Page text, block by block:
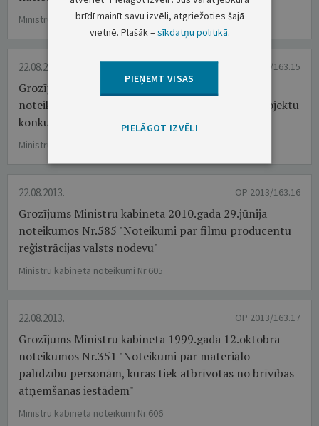
Ministru kabineta noteikumi Nr.603
22.08.2013. OP 2013/163.15
Grozījumi Ministru kabineta 2010.gada 5.janvāra
noteikumos Nr.2 "Kārtība, kādā īsteno granta projektu
konkursus"
Ministru kabineta noteikumi Nr.604
22.08.2013. OP 2013/163.16
Grozījums Ministru kabineta 2010.gada 29.jūnija
noteikumos Nr.585 "Noteikumi par filmu producentu
reģistrācijas valsts nodevu"
Ministru kabineta noteikumi Nr.605
22.08.2013. OP 2013/163.17
Grozījums Ministru kabineta 1999.gada 12.oktobra
noteikumos Nr.351 "Noteikumi par materiālo
palīdzību personām, kuras tiek atbrīvotas no brīvības
atņemšanas iestādēm"
Ministru kabineta noteikumi Nr.606
brīdī mainīt savu izvēli, atgriežoties šajā
vietnē. Plašāk –sīkdatņu politikā.
PIEŅEMT VISAS
PIELĀGOT IZVĒLI